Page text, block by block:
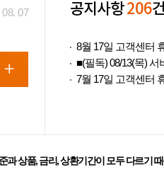
08. 07 공지사항206건
8월 17일 고객센터
■(필독) 08/13(목) 서
7월 17일 고객센터
과 상품, 금리, 상환기간이 모두 다르기